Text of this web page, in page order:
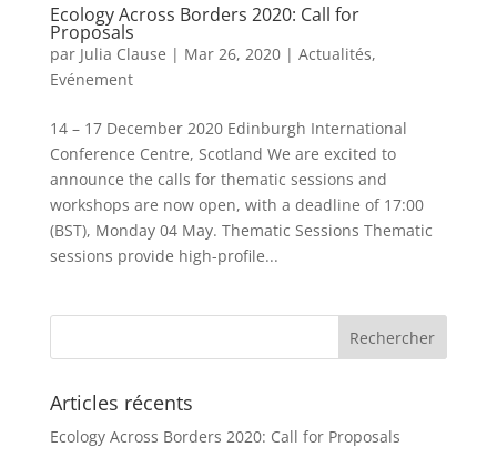
Ecology Across Borders 2020: Call for
Proposals
par Julia Clause | Mar 26, 2020| Actualités,
Evénement
14 – 17 December 2020 Edinburgh International
Conference Centre, Scotland We are excited to
announce the calls for thematic sessions and
workshops are now open, with a deadline of 17:00
(BST), Monday 04 May. Thematic Sessions Thematic
sessions provide high-profile...
Articles récents
Ecology Across Borders 2020: Call for Proposals